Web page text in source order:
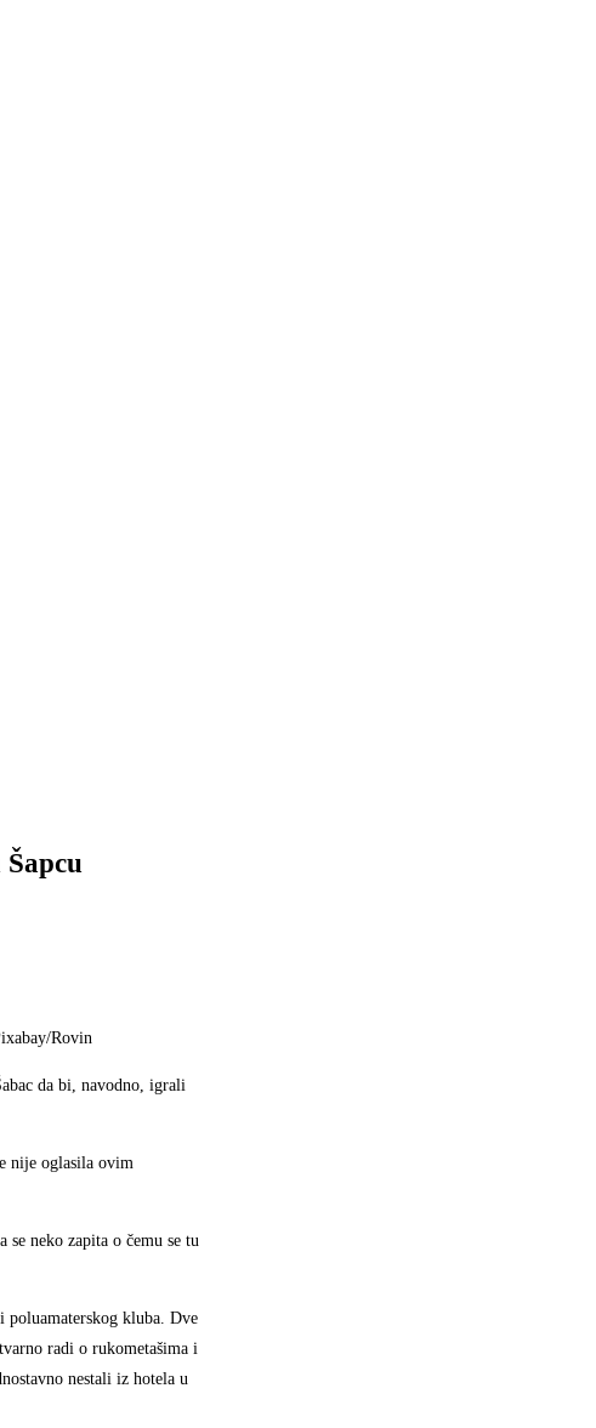
Rovin
da bi, navodno, igrali
nije oglasila ovim
neko zapita o čemu se tu
kluba. Dve
radi o rukometašima i
nestali iz hotela u